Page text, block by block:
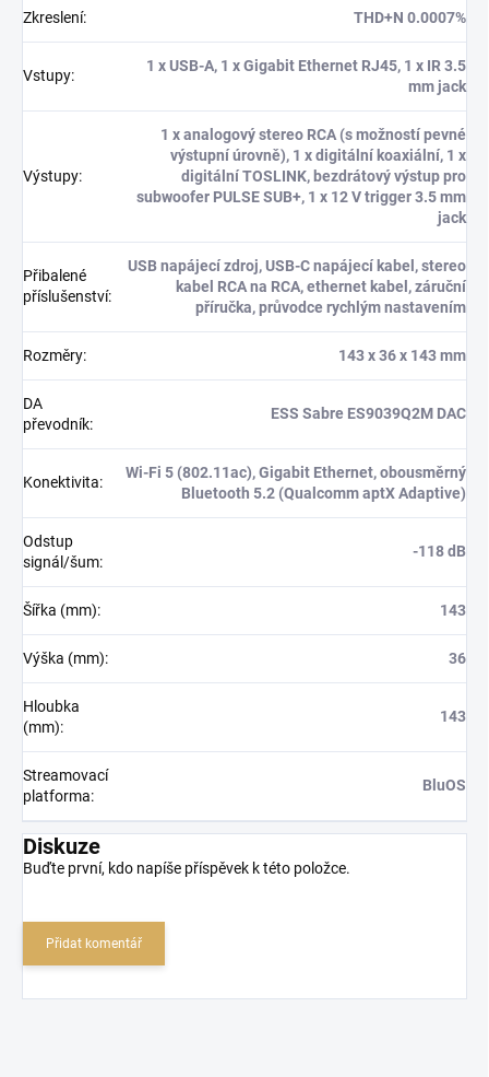
Zkreslení: THD+N 0.0007%
Vstupy:
1 x USB-A, 1 x Gigabit Ethernet RJ45, 1 x IR 3.5
mm jack
Výstupy:
1 x analogový stereo RCA (s možností pevné
výstupní úrovně), 1 x digitální koaxiální, 1 x
digitální TOSLINK, bezdrátový výstup pro
subwoofer PULSE SUB+, 1 x 12 V trigger 3.5 mm
jack
Přibalené
příslušenství:
USB napájecí zdroj, USB-C napájecí kabel, stereo
kabel RCA na RCA, ethernet kabel, záruční
příručka, průvodce rychlým nastavením
Rozměry: 143 x 36 x 143 mm
DA
převodník:
ESS Sabre ES9039Q2M DAC
Konektivita:
Wi-Fi 5 (802.11ac), Gigabit Ethernet, obousměrný
Bluetooth 5.2 (Qualcomm aptX Adaptive)
Odstup
signál/šum:
-118 dB
Šířka (mm): 143
Výška (mm): 36
Hloubka
(mm):
143
Streamovací
platforma:
BluOS
Diskuze
Buďte první, kdo napíše příspěvek k této položce.
Přidat komentář